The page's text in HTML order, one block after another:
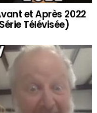
et Après 2022
Télévisée)